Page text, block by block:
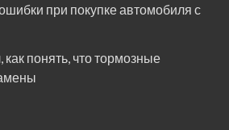
при покупке автомобиля с
как понять, что тормозные